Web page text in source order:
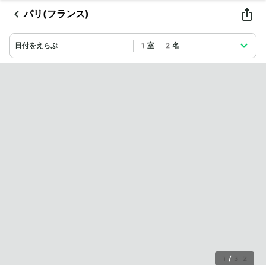
パリ(フランス)
日付をえらぶ 1室 2名
1 / 32